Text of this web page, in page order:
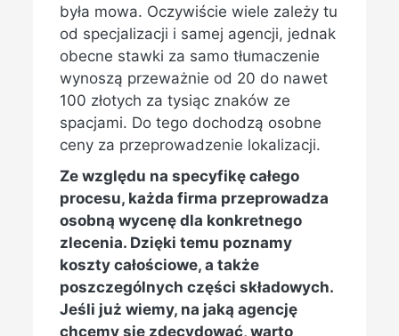
była mowa. Oczywiście wiele zależy tu
od specjalizacji i samej agencji, jednak
obecne stawki za samo tłumaczenie
wynoszą przeważnie od 20 do nawet
100 złotych za tysiąc znaków ze
spacjami. Do tego dochodzą osobne
ceny za przeprowadzenie lokalizacji.
Ze względu na specyfikę całego
procesu, każda firma przeprowadza
osobną wycenę dla konkretnego
zlecenia. Dzięki temu poznamy
koszty całościowe, a także
poszczególnych części składowych.
Jeśli już wiemy, na jaką agencję
chcemy się zdecydować, warto